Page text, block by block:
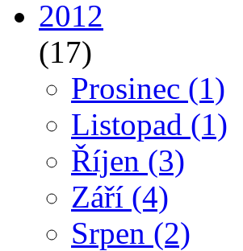
2012
(17)
Prosinec (1)
Listopad (1)
Říjen (3)
Září (4)
Srpen (2)